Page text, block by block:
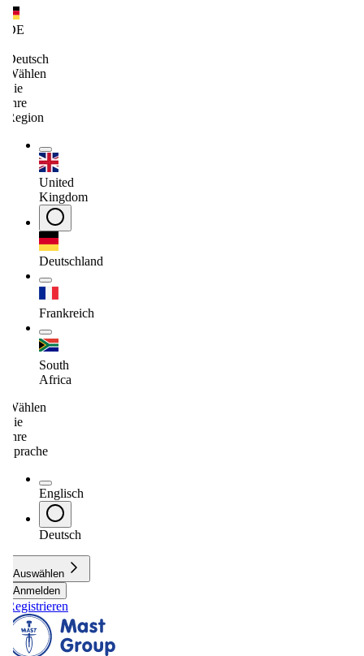
DE
Deutsch
Wählen
Sie
Ihre
Region
United
Kingdom
Deutschland
Frankreich
South
Africa
Wählen
Sie
Ihre
Sprache
Englisch
Deutsch
Auswählen
Anmelden
Registrieren